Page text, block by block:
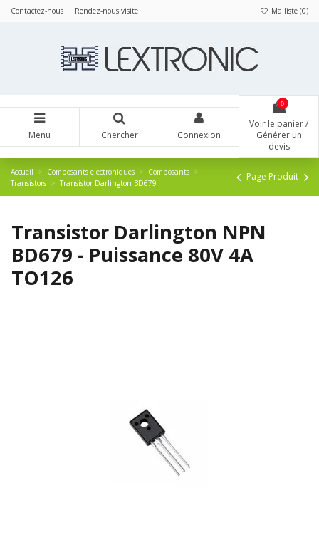
Contactez-nous Rendez-nous visite Ma liste (0)
Menu Chercher Connexion
0
Voir le panier /
Générer un
devis
Accueil Composants electroniques
Composants
Transistors
Transistor Darlington BD679
Page Produit
Transistor Darlington NPN
BD679 - Puissance 80V 4A
TO126
Panneau de gestion des cookies